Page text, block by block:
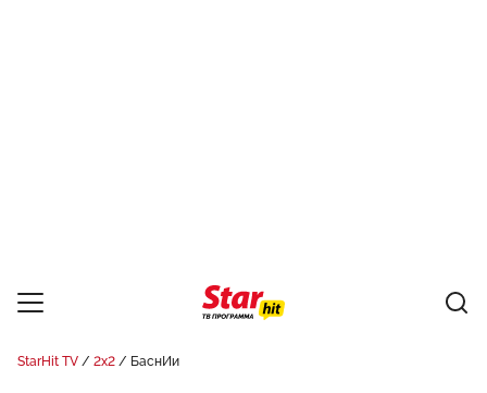
StarHit TV 2x2 БаснИи